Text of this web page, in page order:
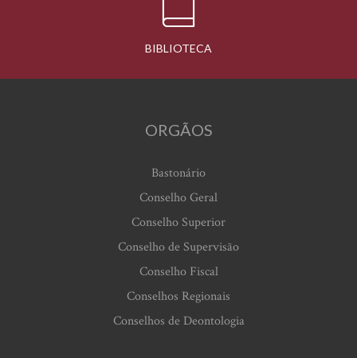
BIBLIOTECA
ORGÃOS
Bastonário
Conselho Geral
Conselho Superior
Conselho de Supervisão
Conselho Fiscal
Conselhos Regionais
Conselhos de Deontologia